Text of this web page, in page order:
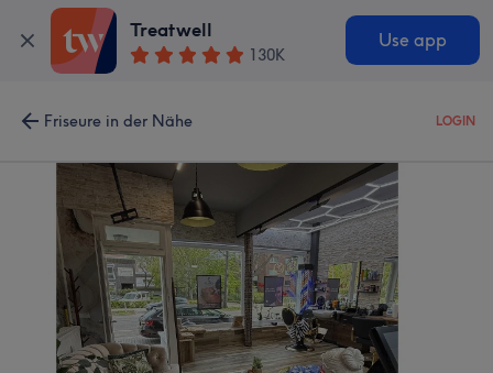
Treatwell
130K
Use app
Friseure in der Nähe LOGIN